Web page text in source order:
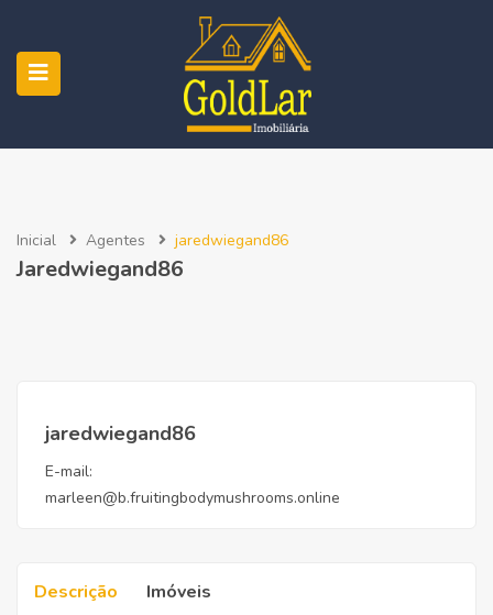
Inicial Agentes jaredwiegand86
Jaredwiegand86
jaredwiegand86
E-mail:
marleen@b.fruitingbodymushrooms.online
Descrição Imóveis